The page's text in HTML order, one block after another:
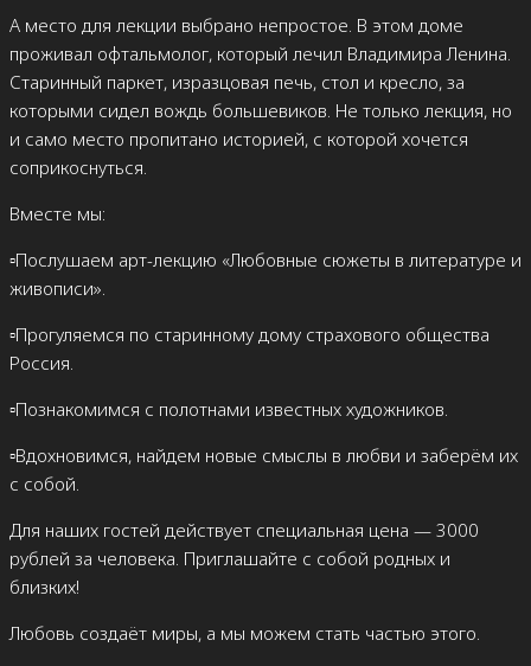
А место для лекции выбрано непростое. В этом доме
проживал офтальмолог, который лечил Владимира Ленина.
Старинный паркет, изразцовая печь, стол и кресло, за
которыми сидел вождь большевиков. Не только лекция, но
и само место пропитано историей, с которой хочется
соприкоснуться.
Вместе мы:
▫️Послушаем арт-лекцию «Любовные сюжеты в литературе и
живописи».
▫️Прогуляемся по старинному дому страхового общества
Россия.
▫️Познакомимся с полотнами известных художников.
▫️Вдохновимся, найдем новые смыслы в любви и заберём их
с собой.
Для наших гостей действует специальная цена — 3000
рублей за человека. Приглашайте с собой родных и
близких!
Любовь создаёт миры, а мы можем стать частью этого.